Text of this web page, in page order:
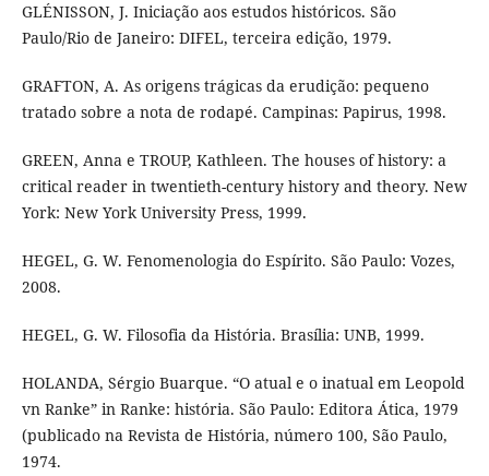
GLÉNISSON, J. Iniciação aos estudos históricos. São
Paulo/Rio de Janeiro: DIFEL, terceira edição, 1979.
GRAFTON, A. As origens trágicas da erudição: pequeno
tratado sobre a nota de rodapé. Campinas: Papirus, 1998.
GREEN, Anna e TROUP, Kathleen. The houses of history: a
critical reader in twentieth-century history and theory. New
York: New York University Press, 1999.
HEGEL, G. W. Fenomenologia do Espírito. São Paulo: Vozes,
2008.
HEGEL, G. W. Filosofia da História. Brasília: UNB, 1999.
HOLANDA, Sérgio Buarque. “O atual e o inatual em Leopold
vn Ranke” in Ranke: história. São Paulo: Editora Ática, 1979
(publicado na Revista de História, número 100, São Paulo,
1974.